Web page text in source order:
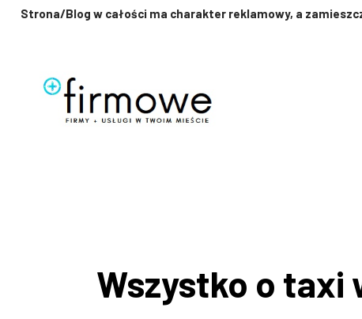
Strona/Blog w całości ma charakter reklamowy, a
Wszystko o taxi